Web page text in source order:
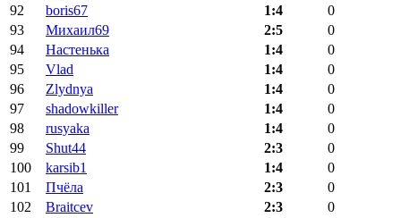
92
boris67 1:4
0
93
Михаил69 2:5
0
94
Настенька 1:4
0
95
Vlad 1:4
0
96
Zlydnya 1:4
0
97
shadowkiller 1:4
0
98
rusyaka 1:4
0
99
Shut44 2:3
0
100
karsib1 1:4
0
101
Пчёла 2:3
0
102
Braitcev 2:3
0